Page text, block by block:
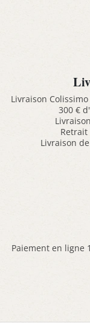
Livraison
300 €
Retrait
Livraison
Paiement en ligne